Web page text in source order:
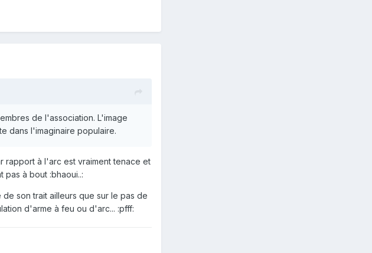
de l'association. L'image
dans l'imaginaire populaire.
à l'arc est vraiment tenace et
à bout :bhaoui..:
son trait ailleurs que sur le pas de
d'arme à feu ou d'arc... :pfff: